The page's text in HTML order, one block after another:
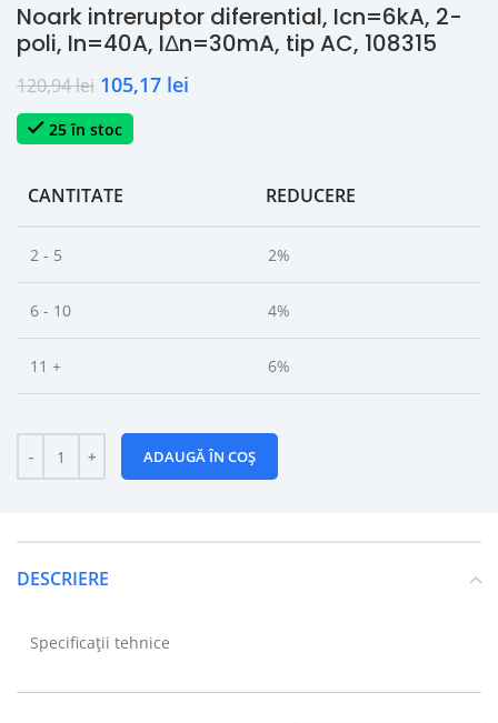
Noark intreruptor diferential, Icn=6kA, 2-
poli, In=40A, IΔn=30mA, tip AC, 108315
120,94lei 105,17 lei
25 în stoc
CANTITATE REDUCERE
2 - 5 2%
6 - 10 4%
11 + 6%
ADAUGĂ ÎN COȘ
DESCRIERE
Specificații tehnice